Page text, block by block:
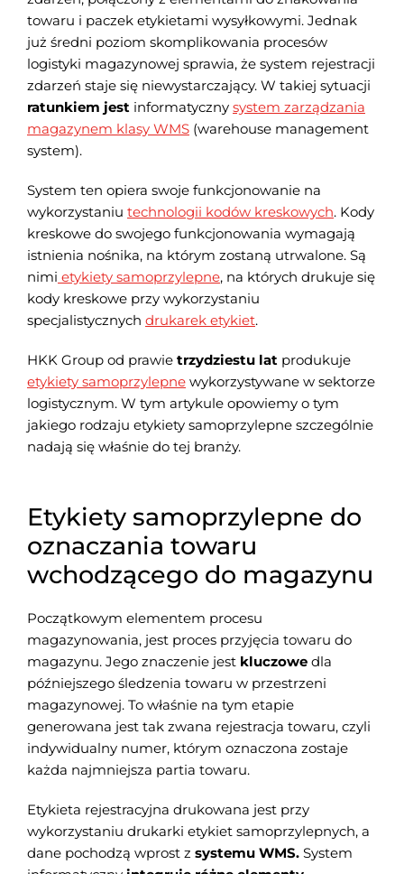
towaru i paczek etykietami wysyłkowymi. Jednak
już średni poziom skomplikowania procesów
logistyki magazynowej sprawia, że system rejestracji
zdarzeń staje się niewystarczający. W takiej sytuacji
ratunkiem jest informatyczny system zarządzania
magazynem klasy WMS (warehouse management
system).
System ten opiera swoje funkcjonowanie na
wykorzystaniu technologii kodów kreskowych. Kody
kreskowe do swojego funkcjonowania wymagają
istnienia nośnika, na którym zostaną utrwalone. Są
nimi etykiety samoprzylepne, na których drukuje się
kody kreskowe przy wykorzystaniu
specjalistycznych drukarek etykiet.
HKK Group od prawie trzydziestu lat produkuje
etykiety samoprzylepne wykorzystywane w sektorze
logistycznym. W tym artykule opowiemy o tym
jakiego rodzaju etykiety samoprzylepne szczególnie
nadają się właśnie do tej branży.
Etykiety samoprzylepne do
oznaczania towaru
wchodzącego do magazynu
Początkowym elementem procesu
magazynowania, jest proces przyjęcia towaru do
magazynu. Jego znaczenie jest kluczowe dla
późniejszego śledzenia towaru w przestrzeni
magazynowej. To właśnie na tym etapie
generowana jest tak zwana rejestracja towaru, czyli
indywidualny numer, którym oznaczona zostaje
każda najmniejsza partia towaru.
Etykieta rejestracyjna drukowana jest przy
wykorzystaniu drukarki etykiet samoprzylepnych, a
dane pochodzą wprost z systemu WMS. System